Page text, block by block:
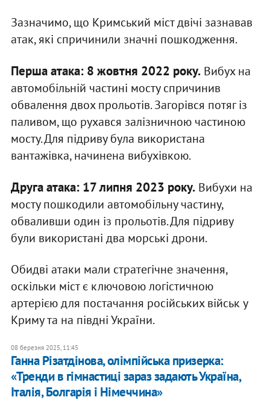
Зазначимо, що Кримський міст двічі зазнавав
атак, які спричинили значні пошкодження.
Перша атака: 8 жовтня 2022 року.Вибух на
автомобільній частині мосту спричинив
обвалення двох прольотів. Загорівся потяг із
паливом, що рухався залізничною частиною
мосту. Для підриву була використана
вантажівка, начинена вибухівкою.
Друга атака: 17 липня 2023 року.Вибухи на
мосту пошкодили автомобільну частину,
обваливши один із прольотів. Для підриву
були використані два морські дрони.
Обидві атаки мали стратегічне значення,
оскільки міст є ключовою логістичною
артерією для постачання російських військ у
Криму та на півдні України.
08 березня 2025, 11:45
Ганна Різатдінова, олімпійська призерка:
«Тренди в гімнастиці зараз задають Україна,
Італія, Болгарія і Німеччина»